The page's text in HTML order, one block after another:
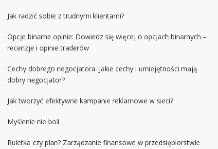
Jak radzić sobie z trudnymi klientami?
Opcje binarne opinie: Dowiedz się więcej o opcjach binarnych –
recenzje i opinie traderów
Cechy dobrego negocjatora: Jakie cechy i umiejętności mają
dobry negocjator?
Jak tworzyć efektywne kampanie reklamowe w sieci?
Myślenie nie boli
Ruletka czy plan? Zarządzanie finansowe w przedsiębiorstwie